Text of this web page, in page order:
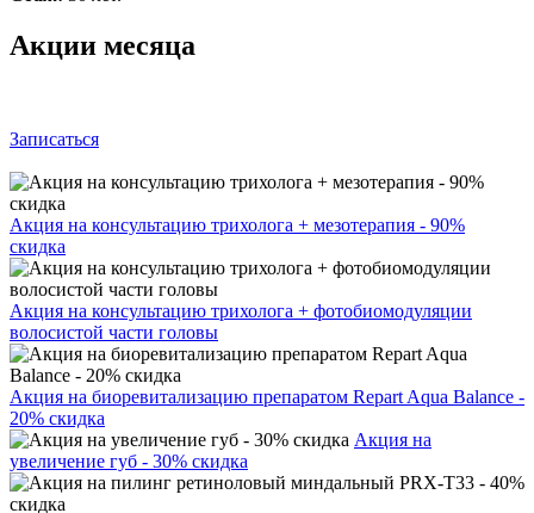
Акции месяца
Записаться
Акция на консультацию трихолога + мезотерапия - 90%
скидка
Акция на консультацию трихолога + фотобиомодуляции
волосистой части головы
Акция на биоревитализацию препаратом Repart Aqua Balance -
20% скидка
Акция на
увеличение губ - 30% скидка